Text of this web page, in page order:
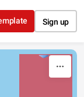
Sign up